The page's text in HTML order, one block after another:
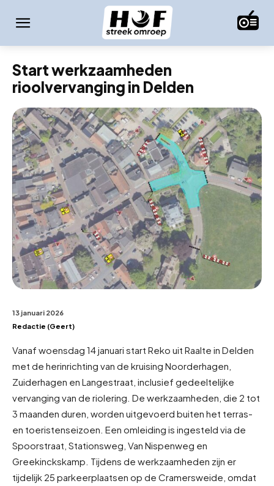
Start werkzaamheden
rioolvervanging in Delden
13 januari 2026
Redactie (Geert)
Vanaf woensdag 14 januari start Reko uit Raalte in Delden
met de herinrichting van de kruising Noorderhagen,
Zuiderhagen en Langestraat, inclusief gedeeltelijke
vervanging van de riolering. De werkzaamheden, die 2 tot
3 maanden duren, worden uitgevoerd buiten het terras-
en toeristenseizoen. Een omleiding is ingesteld via de
Spoorstraat, Stationsweg, Van Nispenweg en
Greekinckskamp. Tijdens de werkzaamheden zijn er
tijdelijk 25 parkeerplaatsen op de Cramersweide, omdat